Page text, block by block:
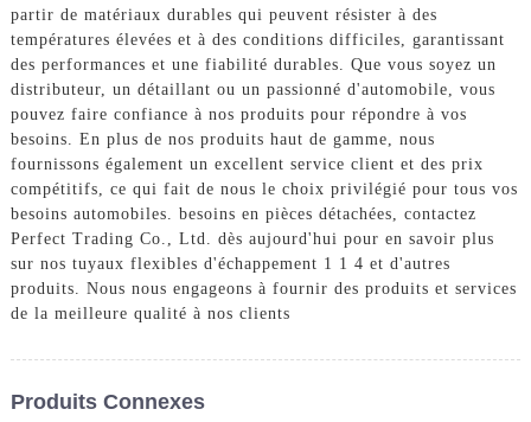
partir de matériaux durables qui peuvent résister à des
températures élevées et à des conditions difficiles, garantissant
des performances et une fiabilité durables. Que vous soyez un
distributeur, un détaillant ou un passionné d'automobile, vous
pouvez faire confiance à nos produits pour répondre à vos
besoins. En plus de nos produits haut de gamme, nous
fournissons également un excellent service client et des prix
compétitifs, ce qui fait de nous le choix privilégié pour tous vos
besoins automobiles. besoins en pièces détachées, contactez
Perfect Trading Co., Ltd. dès aujourd'hui pour en savoir plus
sur nos tuyaux flexibles d'échappement 1 1 4 et d'autres
produits. Nous nous engageons à fournir des produits et services
de la meilleure qualité à nos clients
Produits Connexes